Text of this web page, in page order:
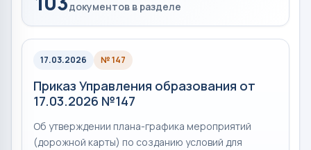
документов в разделе
17.03.2026 № 147
Приказ Управления образования от
17.03.2026 №147
Об утверждении плана-графика мероприятий
(дорожной карты) по созданию условий для